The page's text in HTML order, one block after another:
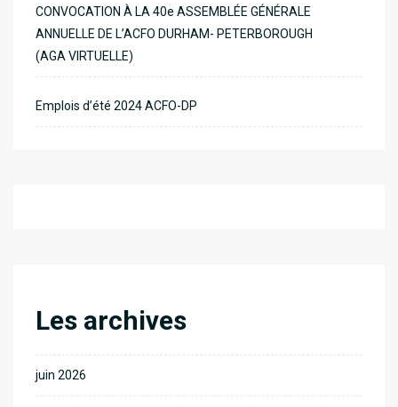
CONVOCATION À LA 40e ASSEMBLÉE GÉNÉRALE
ANNUELLE DE L’ACFO DURHAM- PETERBOROUGH
(AGA VIRTUELLE)
Emplois d’été 2024 ACFO-DP
Les archives
juin 2026